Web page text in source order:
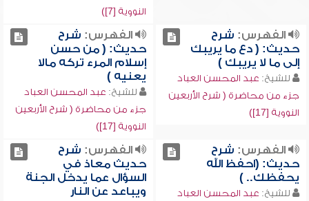
النووية [7])
الفهرس: شرح
حديث: ( دع ما يريبك
إلى ما لا يريبك )
للشيخ: عبد المحسن العباد
جزء من محاضرة ( شرح الأربعين
النووية [17])
الفهرس: شرح
حديث: ( من حسن
إسلام المرء تركه مالا
يعنيه )
للشيخ: عبد المحسن العباد
جزء من محاضرة ( شرح الأربعين
النووية [17])
الفهرس: شرح
حديث: (احفظ الله
يحفظك.. )
للشيخ: عبد المحسن العباد
الفهرس: شرح
حديث معاذ في
السؤال عما يدخل الجنة
ويباعد عن النار